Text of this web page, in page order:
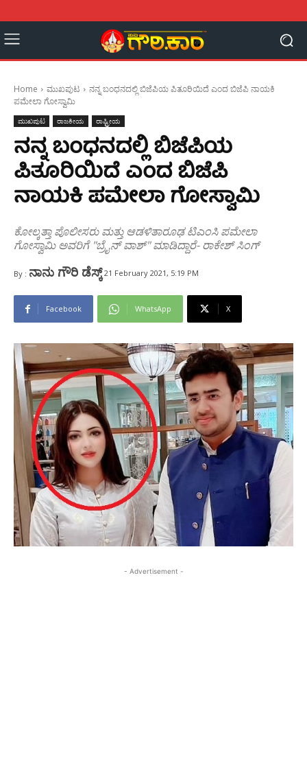
Home ಮುಖಪುಟ
ನನ್ನ ಬಂಧನದಲ್ಲಿ ಬಿಜೆಪಿಯ ಪಿತೂರಿಯಿದೆ ಎಂದ ಬಿಜೆಪಿ ನಾಯಕಿ
ಪಮೇಲಾ ಗೋಸ್ವಾಮಿ
ಮುಖಪುಟ ರಾಜಕೀಯ ರಾಷ್ಟ್ರೀಯ
ನನ್ನ ಬಂಧನದಲ್ಲಿ ಬಿಜೆಪಿಯ
ಪಿತೂರಿಯಿದೆ ಎಂದ ಬಿಜೆಪಿ
ನಾಯಕಿ ಪಮೇಲಾ ಗೋಸ್ವಾಮಿ
ಕೋಲ್ಕತ್ತಾ ಪೊಲೀಸರು ಮತ್ತು ಆಡಳಿತಾರೂಢ ಟಿಎಂಸಿ ಪಮೇಲಾ
ಗೋಸ್ವಾಮಿ ಅವರಿಗೆ "ಬ್ರೈನ್ ವಾಶ್" ಮಾಡಿದ್ದಾರೆ- ರಾಕೇಶ್ ಸಿಂಗ್
By : ನಾನು ಗೌರಿ ಡೆಸ್ಕ್ 21 February 2021, 5:19 PM
Facebook WhatsApp X
- Advertisement -